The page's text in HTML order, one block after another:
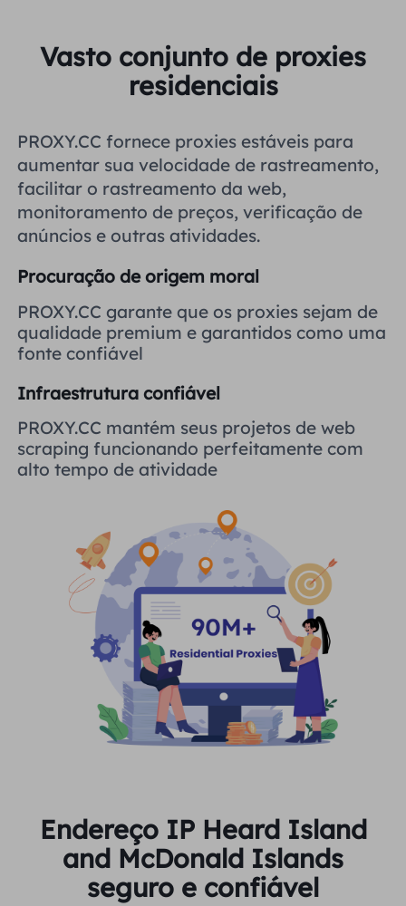
Estados Unidos
Brasil
Rússia
Mais integrações
Indonesia
हिंदी
Português
Vasto conjunto de proxies
residenciais
PROXY.CC fornece proxies estáveis ​​para
aumentar sua velocidade de rastreamento,
facilitar o rastreamento da web,
monitoramento de preços, verificação de
anúncios e outras atividades.
Procuração de origem moral
PROXY.CC garante que os proxies sejam de
qualidade premium e garantidos como uma
fonte confiável
Infraestrutura confiável
PROXY.CC mantém seus projetos de web
scraping funcionando perfeitamente com
alto tempo de atividade
Endereço IP Heard Island
and McDonald Islands
seguro e confiável